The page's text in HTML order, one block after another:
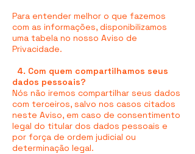
Para entender melhor o que fazemos
com as informações, disponibilizamos
uma tabela no nosso Aviso de
Privacidade.
4. Com quem compartilhamos seus
dados pessoais?
Nós não iremos compartilhar seus dados
com terceiros, salvo nos casos citados
neste Aviso, em caso de consentimento
legal do titular dos dados pessoais e
por força de ordem judicial ou
determinação legal.